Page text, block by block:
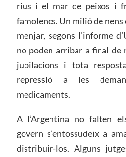
rius i el mar de peixos i
famolencs. Un milió de
menjar, segons l’informe
no poden arribar a final de
jubilacions i tota
repressió a les
medicaments.
A l’Argentina no falten
govern s’entossudeix a
distribuir-los. Alguns